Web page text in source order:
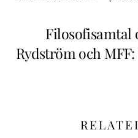
Filosofisamtal
Rydström och